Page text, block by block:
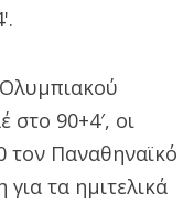
στο 90+4′, οι
τον Παναθηναϊκό
τα ημιτελικά